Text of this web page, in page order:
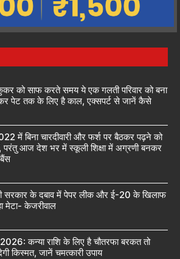
को साफ करते समय ये एक गलती परिवार को बना
पेट तक के लिए है काल, एक्सपर्ट से जानें कैसे
में बिना चारदीवारी और फर्श पर बैठकर पढ़ने को
परंतु आज देश भर में स्कूली शिक्षा में अग्रणी बनकर
के दबाव में पेपर लीक और ई-20 के खिलाफ
मेटा- केजरीवाल
कन्या राशि के लिए है चौतरफा बरकत तो
किस्मत, जानें चमत्कारी उपाय